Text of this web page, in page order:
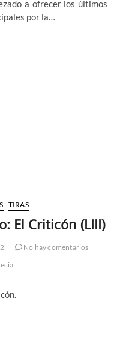
a ofrecer los últimos
por la…
TIRAS
El Criticón (LIII)
No hay comentarios